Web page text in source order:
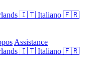
🇮🇹 Italiano 🇫🇷
Assistance
🇮🇹 Italiano 🇫🇷